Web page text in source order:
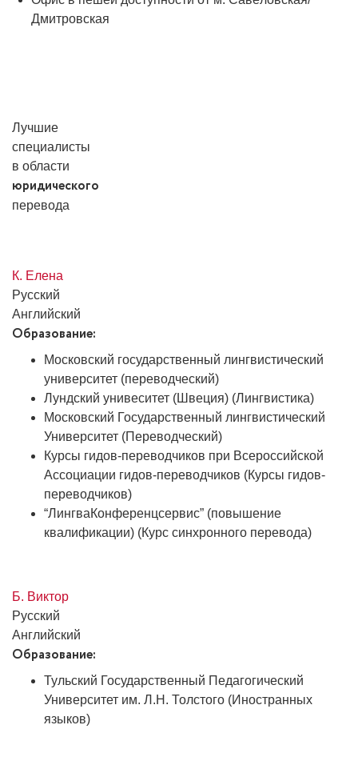
Дмитровская
Лучшие
специалисты
в области
юридического
перевода
К. Елена
Русский
Английский
Образование:
Московский государственный лингвистический
университет (переводческий)
Лундский унивеситет (Швеция) (Лингвистика)
Московский Государственный лингвистический
Университет (Переводческий)
Курсы гидов-переводчиков при Всероссийской
Ассоциации гидов-переводчиков (Курсы гидов-
переводчиков)
“ЛингваКонференцсервис” (повышение
квалификации) (Курс синхронного перевода)
Б. Виктор
Русский
Английский
Образование:
Тульский Государственный Педагогический
Университет им. Л.Н. Толстого (Иностранных
языков)